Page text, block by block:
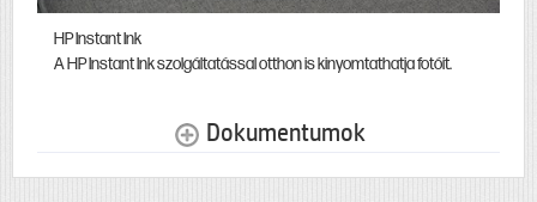
HP Instant Ink
A HP Instant Ink szolgáltatással otthon is kinyomtathatja fotóit.
Dokumentumok